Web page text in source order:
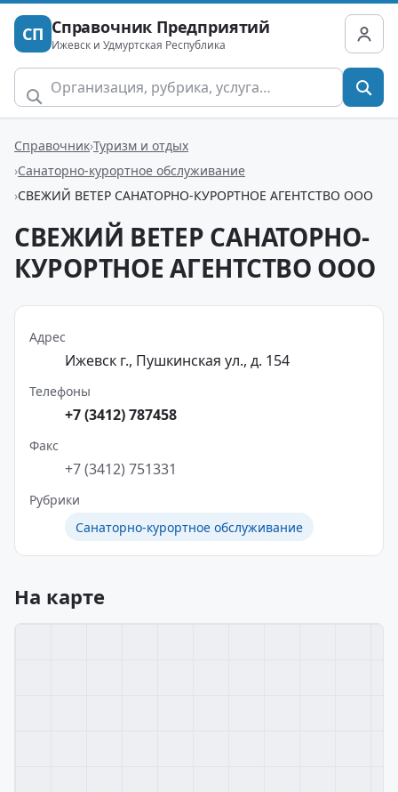
СП Справочник Предприятий
Ижевск и Удмуртская Республика
Справочник Туризм и отдых
Санаторно-курортное обслуживание
СВЕЖИЙ ВЕТЕР САНАТОРНО-КУРОРТНОЕ АГЕНТСТВО ООО
СВЕЖИЙ ВЕТЕР САНАТОРНО-
КУРОРТНОЕ АГЕНТСТВО ООО
Адрес
Ижевск г., Пушкинская ул., д. 154
Телефоны
+7 (3412) 787458
Факс
+7 (3412) 751331
Рубрики
Санаторно-курортное обслуживание
На карте